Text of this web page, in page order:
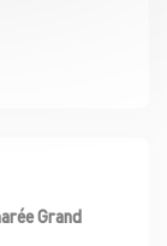
Grand